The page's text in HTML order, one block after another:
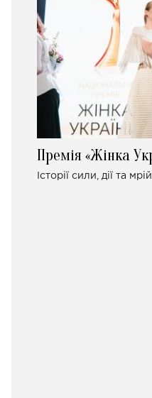
Премія «Жінка
Історії сили, дії та